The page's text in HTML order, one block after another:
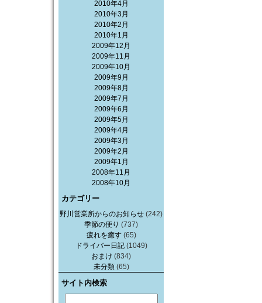
2010年4月
2010年3月
2010年2月
2010年1月
2009年12月
2009年11月
2009年10月
2009年9月
2009年8月
2009年7月
2009年6月
2009年5月
2009年4月
2009年3月
2009年2月
2009年1月
2008年11月
2008年10月
カテゴリー
野川営業所からのお知らせ (242)
季節の便り (737)
疲れを癒す(65)
ドライバー日記(1049)
おまけ (834)
未分類(65)
サイト内検索